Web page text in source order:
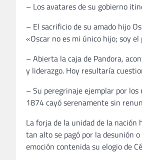
– Los avatares de su gobierno
– El sacrificio de su amado hijo
«Oscar no es mi único hijo; soy
– Abierta la caja de Pandora,
y liderazgo. Hoy resultaría
– Su peregrinaje ejemplar por
1874 cayó serenamente sin
La forja de la unidad de la nación
tan alto se pagó por la desunión
emoción contenida su elogio de